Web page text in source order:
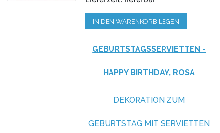
IN DEN WARENKORB LEGEN
GEBURTSTAGSSERVIETTEN -
HAPPY BIRTHDAY, ROSA
DEKORATION ZUM
GEBURTSTAG MIT SERVIETTEN